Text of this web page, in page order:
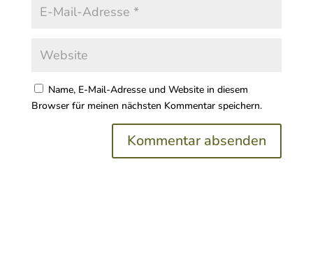
Name, E-Mail-Adresse und Website in diesem
Browser für meinen nächsten Kommentar speichern.